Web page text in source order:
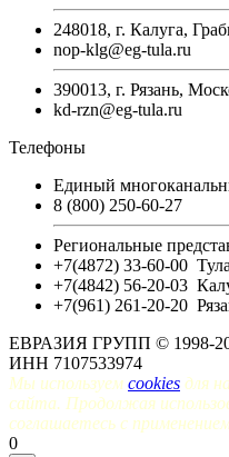
248018, г. Калуга,
nop-klg@eg-tula.ru
390013, г. Рязань,
kd-rzn@eg-tula.ru
Телефоны
Единый
8 (800) 250-60-27
Региональные
+7(4872) 33-60-00 Тула
+7(4842) 56-20-03
+7(961) 261-20-20
ЕВРАЗИЯ ГРУПП © 1998-
ИНН 7107533974
Мы используем cookies для
сайта. Продолжая
соглашаетесь с
0